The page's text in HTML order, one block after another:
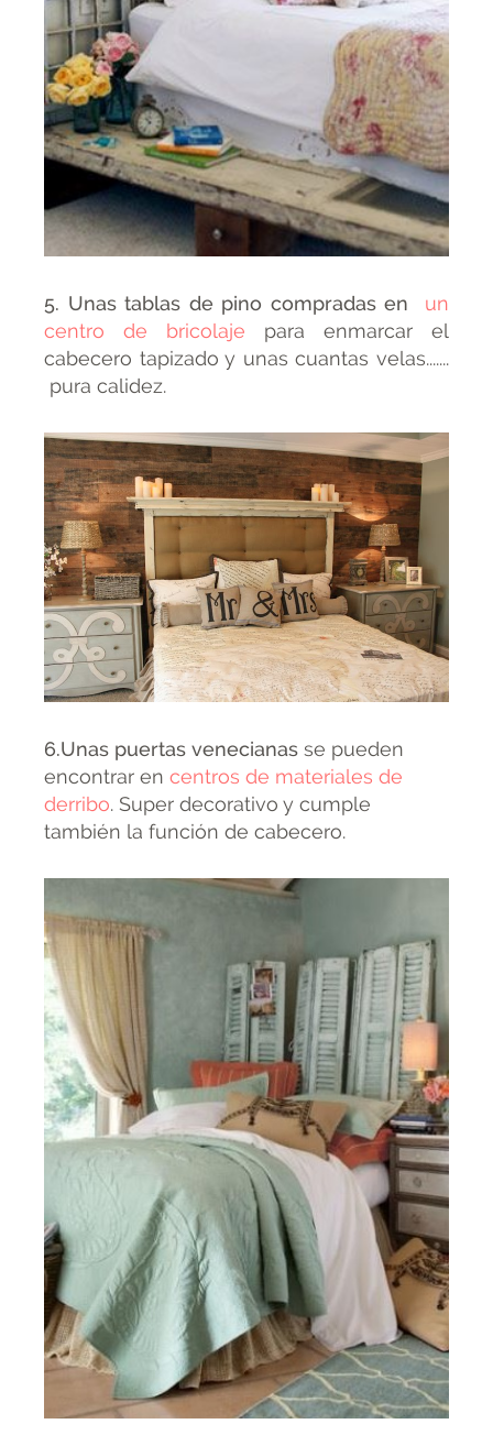
5. Unas tablas de pino compradas en
un
centro de bricolaje para enmarcar el
cabecero tapizado y unas cuantas velas.......
pura calidez.
6.Unas puertas venecianas se pueden
encontrar en centros de materiales de
derribo. Super decorativo y cumple
también la función de cabecero.